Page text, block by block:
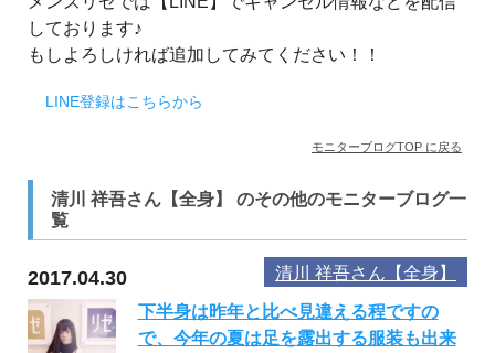
しております♪
もしよろしければ追加してみてください！！
LINE登録はこちらから
モニターブログTOP に戻る
清川 祥吾さん【全身】 のその他のモニターブログ一
覧
2017.04.30 清川 祥吾さん【全身】
下半身は昨年と比べ見違える程ですの
で、今年の夏は足を露出する服装も出来